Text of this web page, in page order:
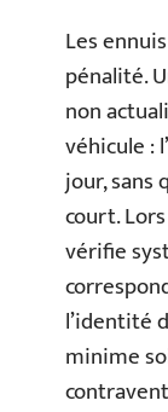
Les
pénalité.
non
véhicule :
jour, sans
court.
vérifie
l’identité
minime